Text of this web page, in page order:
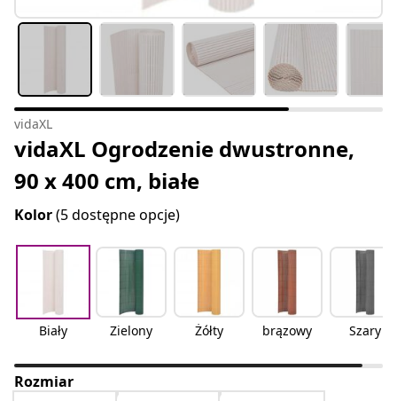
vidaXL
vidaXL Ogrodzenie dwustronne,
90 x 400 cm, białe
Kolor(5 dostępne opcje)
Biały Zielony Żółty brązowy Szary
Rozmiar